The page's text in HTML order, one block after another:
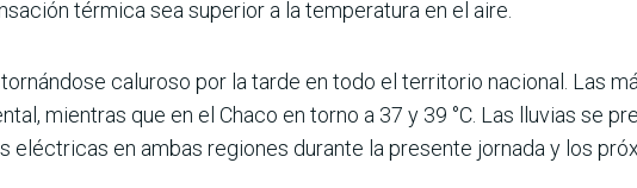
térmica sea superior a la temperatura en el aire.
caluroso por la tarde en todo el territorio nacional. Las
mientras que en el Chaco en torno a 37 y 39 °C. Las lluvias se
en ambas regiones durante la presente jornada y los